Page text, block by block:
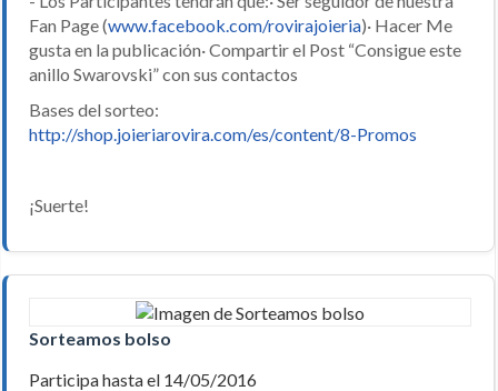
Fan Page (www.facebook.com/rovirajoieria)· Hacer Me
gusta en la publicación· Compartir el Post “Consigue este
anillo Swarovski” con sus contactos
Bases del sorteo:
http://shop.joieriarovira.com/es/content/8-Promos
¡Suerte!
Sorteamos bolso
Participa hasta el 14/05/2016